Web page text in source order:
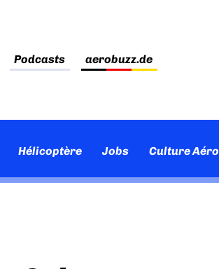
Podcasts aerobuzz.de
Hélicoptère Jobs Culture Aéro